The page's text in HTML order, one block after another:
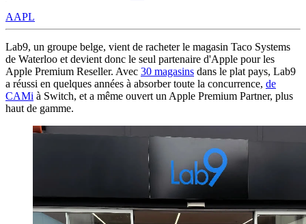
AAPL
Lab9, un groupe belge, vient de racheter le magasin Taco Systems
de Waterloo et devient donc le seul partenaire d'Apple pour les
Apple Premium Reseller. Avec 30 magasins dans le plat pays, Lab9
a réussi en quelques années à absorber toute la concurrence, de
CAMi à Switch, et a même ouvert un Apple Premium Partner, plus
haut de gamme.